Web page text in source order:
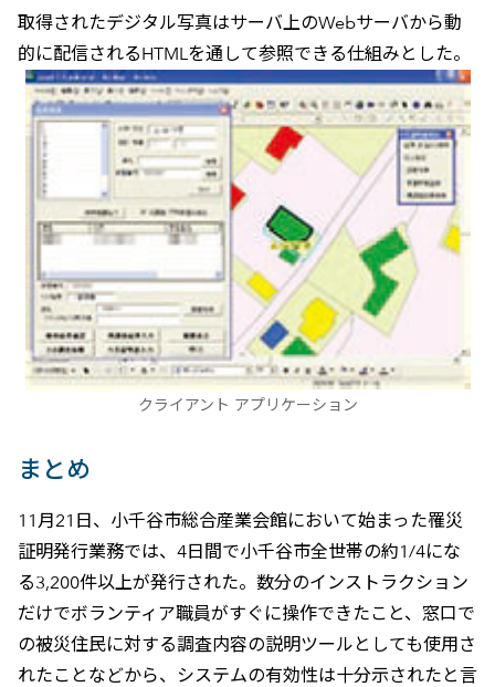
取得されたデジタル写真はサーバ上のWebサーバから動
的に配信されるHTMLを通して参照できる仕組みとした。
クライアント アプリケーション
まとめ
11月21日、小千谷市総合産業会館において始まった罹災
証明発行業務では、4日間で小千谷市全世帯の約1/4にな
る3,200件以上が発行された。数分のインストラクション
だけでボランティア職員がすぐに操作できたこと、窓口で
の被災住民に対する調査内容の説明ツールとしても使用さ
れたことなどから、システムの有効性は十分示されたと言